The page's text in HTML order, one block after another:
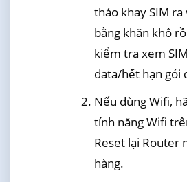
tháo khay SIM
bằng khăn khô
kiểm tra xem
data/hết hạn gói
Nếu dùng Wifi,
tính năng Wifi
Reset lại Router
hàng.